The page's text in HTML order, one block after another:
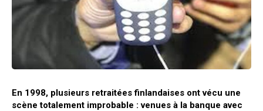
En 1998, plusieurs retraitées finlandaises ont vécu une
scène totalement improbable : venues à la banque avec